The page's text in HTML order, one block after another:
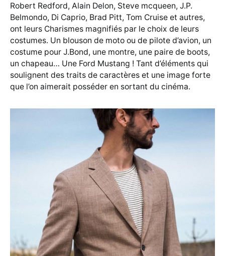
Robert Redford, Alain Delon, Steve mcqueen, J.P.
Belmondo, Di Caprio, Brad Pitt, Tom Cruise et autres,
ont leurs Charismes magnifiés par le choix de leurs
costumes. Un blouson de moto ou de pilote d’avion, un
costume pour J.Bond, une montre, une paire de boots,
un chapeau… Une Ford Mustang ! Tant d’éléments qui
soulignent des traits de caractères et une image forte
que l’on aimerait posséder en sortant du cinéma.